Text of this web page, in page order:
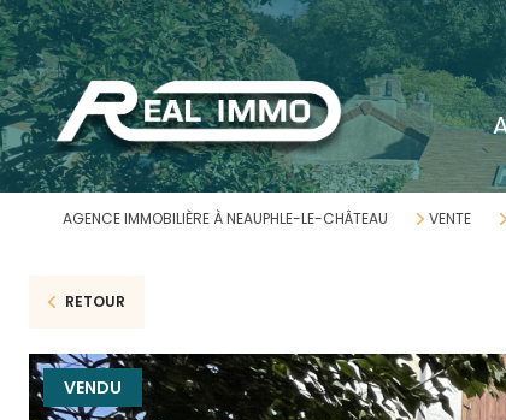
AGENCE IMMOBILIÈRE À NEAUPHLE-LE-CHÂTEAU VENTE
RETOUR
VENDU